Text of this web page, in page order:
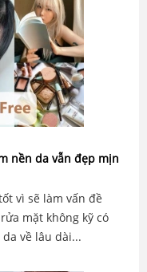
nền da vẫn đẹp mịn
vì sẽ làm vấn đề
mặt không kỹ có
về lâu dài...